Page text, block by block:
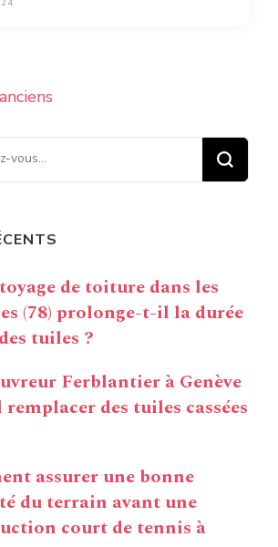
quelque
de toiture dans les
(78) prolonge-t-il la durée
tuiles ?
Ferblantier à Genève
des tuiles cassées
assurer une bonne
du terrain avant une
court de tennis à